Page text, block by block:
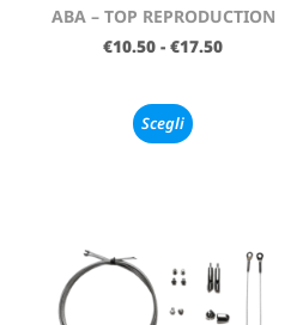
ABA – TOP REPRODUCTION
€10.50 - €17.50
Scegli